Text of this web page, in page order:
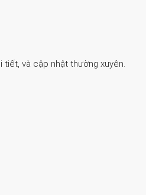
tiết, và cập nhật thường xuyên.